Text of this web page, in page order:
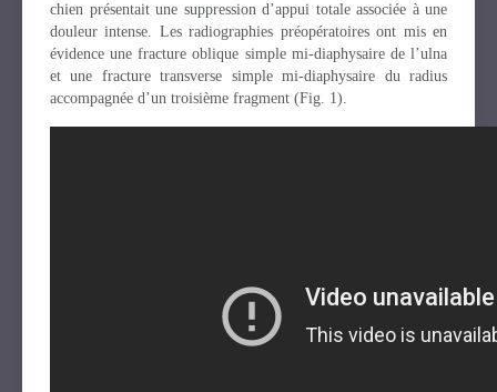
chien présentait une suppression d’appui totale associée à une
douleur intense. Les radiographies préopératoires ont mis en
évidence une fracture oblique simple mi-diaphysaire de l’ulna
et une fracture transverse simple mi-diaphysaire du radius
accompagnée d’un troisième fragment (Fig. 1).